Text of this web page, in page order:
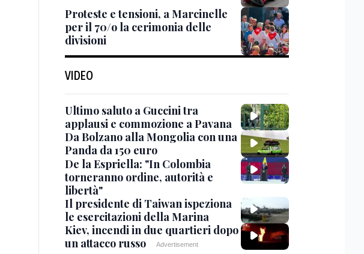
Proteste e tensioni, a Marcinelle
per il 70/o la cerimonia delle
divisioni
VIDEO
Ultimo saluto a Guccini tra
applausi e commozione a Pavana
Da Bolzano alla Mongolia con una
Panda da 150 euro
De la Espriella: "In Colombia
torneranno ordine, autorità e
libertà"
Il presidente di Taiwan ispeziona
le esercitazioni della Marina
Kiev, incendi in due quartieri dopo
un attacco russo